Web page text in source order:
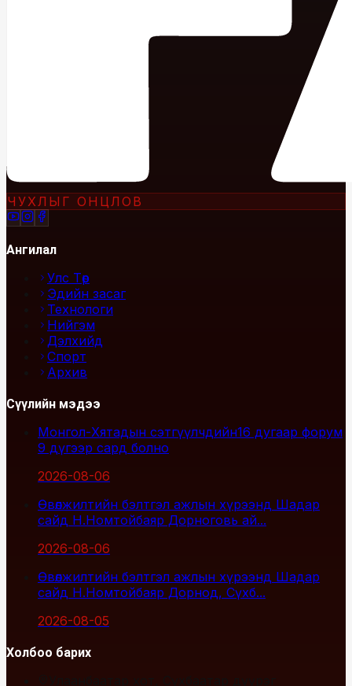
ЧУХЛЫГ ОНЦЛОВ
Ангилал
Улс Төр
Эдийн засаг
Технологи
Нийгэм
Дэлхийд
Спорт
Архив
Сүүлийн мэдээ
Монгол-Хятадын сэтгүүлчдийн16 дугаар форум
9 дүгээр сард болно
2026-08-06
Өвөлжилтийн бэлтгэл ажлын хүрээнд Шадар
сайд Н.Номтойбаяр Дорноговь ай...
2026-08-06
Өвөлжилтийн бэлтгэл ажлын хүрээнд Шадар
сайд Н.Номтойбаяр Дорнод, Сүхб...
2026-08-05
Холбоо барих